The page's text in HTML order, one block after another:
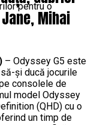
pentru o
– Odyssey G5 este
și ducă jocurile
consolele de
model Odyssey
(QHD) cu o
un timp de
Mihai